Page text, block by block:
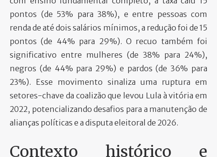
pontos (de 53% para 38%), e entre pessoas com
renda de até dois salários mínimos, a redução foi de 15
pontos (de 44% para 29%). O recuo também foi
significativo entre mulheres (de 38% para 24%),
negros (de 44% para 29%) e pardos (de 36% para
23%). Esse movimento sinaliza uma ruptura em
setores-chave da coalizão que levou Lula à vitória em
2022, potencializando desafios para a manutenção de
alianças políticas e a disputa eleitoral de 2026.
Contexto histórico e